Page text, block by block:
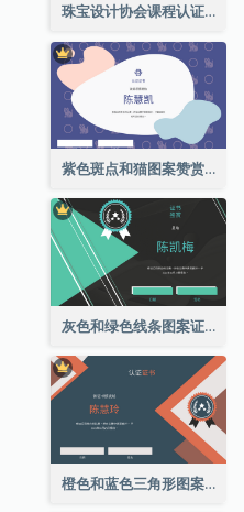
珠宝设计协会课程认证证书
紫色斑点和猫图案赞赏证书
灰色和绿色线条图案证书
橙色和蓝色三角形图案证书